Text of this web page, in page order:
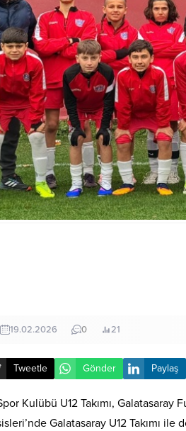
19.02.2026 0 21
Tweetle Gönder Paylaş
Kulübü U12 Takımı,
Galatasaray U12 Takımı ile